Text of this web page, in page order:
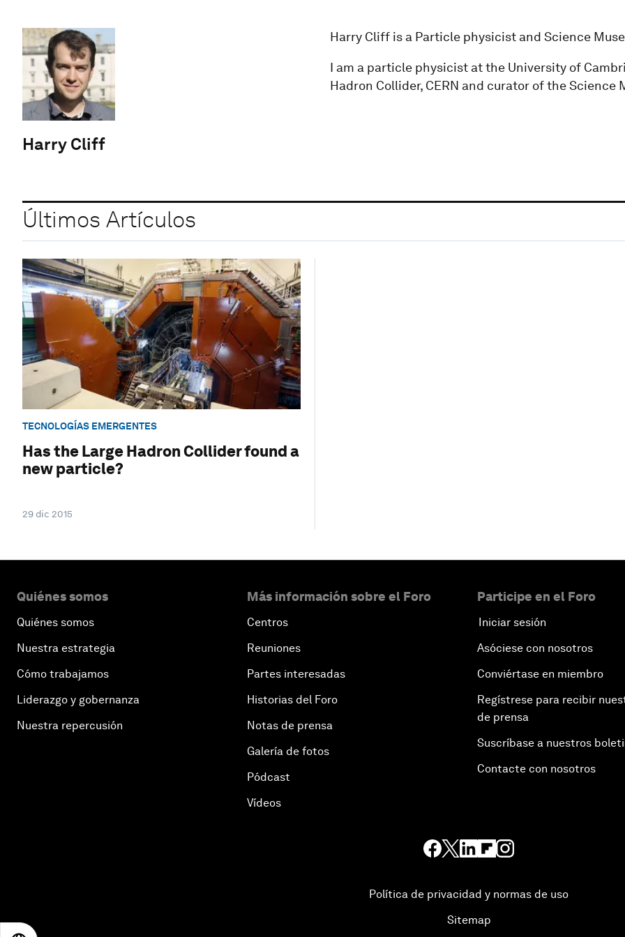
Harry Cliff
Harry Cliff is a Particle physicist and Science
I am a particle physicist at the University of
Hadron Collider, CERN and curator of the Science
Últimos Artículos
TECNOLOGÍAS EMERGENTES
Has the Large Hadron Collider found a
new particle?
29 dic 2015
Quiénes somos
Quiénes somos
Nuestra estrategia
Cómo trabajamos
Liderazgo y gobernanza
Nuestra repercusión
Más información sobre el Foro
Centros
Reuniones
Partes interesadas
Historias del Foro
Notas de prensa
Galería de fotos
Pódcast
Vídeos
Participe en el Foro
Iniciar sesión
Asóciese con nosotros
Conviértase en miembro
Regístrese para recibir
de prensa
Suscríbase a nuestros
Contacte con nosotros
Política de privacidad y normas de uso
Sitemap